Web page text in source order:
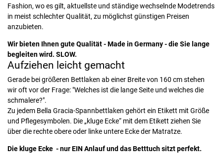
Fashion, wo es gilt, aktuellste und ständige wechselnde Modetrends
in meist schlechter Qualität, zu möglichst günstigen Preisen
anzubieten.
Wir bieten Ihnen gute Qualität - Made in Germany - die Sie lange
begleiten wird. SLOW.
Aufziehen leicht gemacht
Gerade bei größeren Bettlaken ab einer Breite von 160 cm stehen
wir oft vor der Frage: "Welches ist die lange Seite und welches die
schmalere?".
Zu jedem Bella Gracia-Spannbettlaken gehört ein Etikett mit Größe
und Pflegesymbolen. Die „kluge Ecke“ mit dem Etikett ziehen Sie
über die rechte obere oder linke untere Ecke der Matratze.
Die kluge Ecke - nur EIN Anlauf und das Betttuch sitzt perfekt.